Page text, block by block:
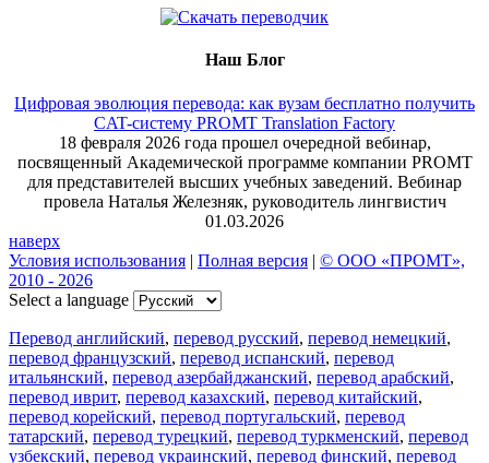
Наш Блог
Цифровая эволюция перевода: как вузам бесплатно получить
CAT-систему PROMT Translation Factory
18 февраля 2026 года прошел очередной вебинар,
посвященный Академической программе компании PROMT
для представителей высших учебных заведений. Вебинар
провела Наталья Железняк, руководитель лингвистич
01.03.2026
наверх
Условия использования | Полная версия | © ООО «ПРОМТ»,
2010 - 2026
Select a language
Перевод английский, перевод русский, перевод немецкий,
перевод французский, перевод испанский, перевод
итальянский, перевод азербайджанский, перевод арабский,
перевод иврит, перевод казахский, перевод китайский,
перевод корейский, перевод португальский, перевод
татарский, перевод турецкий, перевод туркменский, перевод
узбекский, перевод украинский, перевод финский, перевод